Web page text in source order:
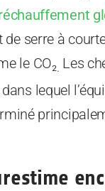
serre à
le CO₂. Les
lequel